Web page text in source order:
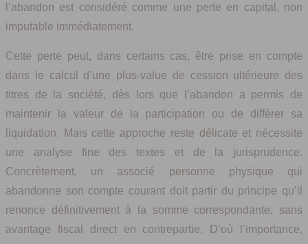
l’abandon est considéré comme une perte en capital, non
imputable immédiatement.
Cette perte peut, dans certains cas, être prise en compte
dans le calcul d’une plus-value de cession ultérieure des
titres de la société, dès lors que l’abandon a permis de
maintenir la valeur de la participation ou de différer sa
liquidation. Mais cette approche reste délicate et nécessite
une analyse fine des textes et de la jurisprudence.
Concrètement, un associé personne physique qui
abandonne son compte courant doit partir du principe qu’il
renonce définitivement à la somme correspondante, sans
avantage fiscal direct en contrepartie. D’où l’importance,